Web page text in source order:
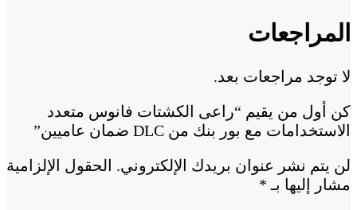
المراجعات
لا توجد مراجعات بعد.
كن أول من يقيم “راعى الكشتات فانوس متعدد
الاستخدامات مع بور بنك من DLC ضمان عاميين”
لن يتم نشر عنوان بريدك الإلكتروني. الحقول الإلزامية
مشار إليها بـ *